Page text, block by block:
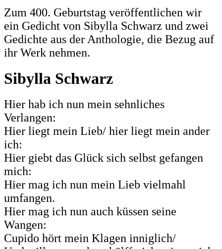
Zum 400. Geburtstag veröffentlichen wir
ein Gedicht von Sibylla Schwarz und zwei
Gedichte aus der Anthologie, die Bezug auf
ihr Werk nehmen.
Sibylla Schwarz
Hier hab ich nun mein sehnliches
Verlangen:
Hier liegt mein Lieb/ hier liegt mein ander
ich:
Hier giebt das Glück sich selbst gefangen
mich:
Hier mag ich nun mein Lieb vielmahl
umfangen.
Hier mag ich nun auch küssen seine
Wangen:
Cupido hört mein Klagen inniglich/